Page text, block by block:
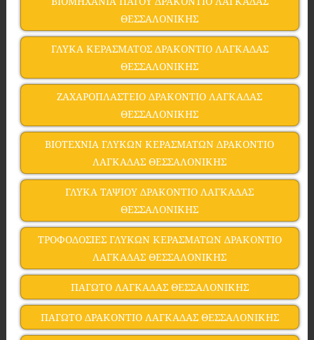
ΘΕΣΣΑΛΟΝΙΚΗΣ
ΓΛΥΚΑ ΚΕΡΑΣΜΑΤΟΣ ΔΡΑΚΟΝΤΙΟ ΛΑΓΚΑΔΑΣ
ΘΕΣΣΑΛΟΝΙΚΗΣ
ΖΑΧΑΡΟΠΛΑΣΤΕΙΟ ΔΡΑΚΟΝΤΙΟ ΛΑΓΚΑΔΑΣ
ΘΕΣΣΑΛΟΝΙΚΗΣ
ΒΙΟΤΕΧΝΙΑ ΓΛΥΚΩΝ ΚΕΡΑΣΜΑΤΩΝ ΔΡΑΚΟΝΤΙΟ
ΛΑΓΚΑΔΑΣ ΘΕΣΣΑΛΟΝΙΚΗΣ
ΓΛΥΚΑ ΤΑΨΙΟΥ ΔΡΑΚΟΝΤΙΟ ΛΑΓΚΑΔΑΣ
ΘΕΣΣΑΛΟΝΙΚΗΣ
ΤΡΟΦΟΔΟΣΙΕΣ ΓΛΥΚΩΝ ΚΕΡΑΣΜΑΤΩΝ ΔΡΑΚΟΝΤΙΟ
ΛΑΓΚΑΔΑΣ ΘΕΣΣΑΛΟΝΙΚΗΣ
ΠΑΓΩΤΟ ΛΑΓΚΑΔΑΣ ΘΕΣΣΑΛΟΝΙΚΗΣ
ΠΑΓΩΤΟ ΔΡΑΚΟΝΤΙΟ ΛΑΓΚΑΔΑΣ ΘΕΣΣΑΛΟΝΙΚΗΣ